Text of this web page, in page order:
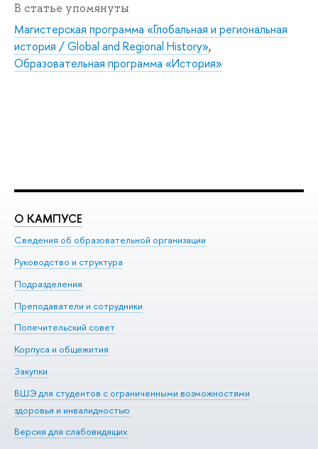
В статье упомянуты
Магистерская программа «Глобальная и региональная
история / Global and Regional History»,
Образовательная программа «История»
О КАМПУСЕ
Сведения об образовательной организации
Руководство и структура
Подразделения
Преподаватели и сотрудники
Попечительский совет
Корпуса и общежития
Закупки
ВШЭ для студентов с ограниченными возможностями
здоровья и инвалидностью
Версия для слабовидящих